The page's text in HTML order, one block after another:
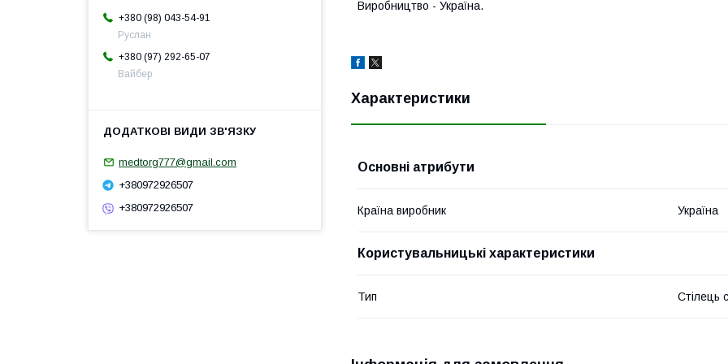
Виробництво - Україна.
Характеристики
Основні атрибути
Країна виробник Україна
Користувальницькі характеристики
Тип Стілець
+380 (98) 043-54-91
Руслан
+380 (97) 292-65-07
Вайбер
medtorg777@gmail.com
+380972926507
+380972926507